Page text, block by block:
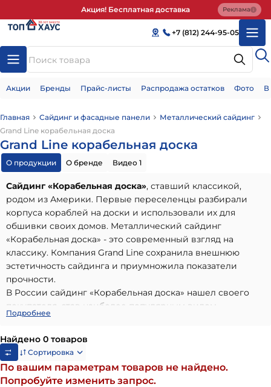
Акция! Бесплатная доставка Реклама
+7 (812) 244-95-05
Акции Бренды Прайс-листы Распродажа остатков Фото
Главная Сайдинг и фасадные панели
Металлический сайдинг
Grand Line корабельная доска
Grand Line корабельная доска
О продукции О бренде Видео 1
Сайдинг «Корабельная доска», ставший классикой,
родом из Америки. Первые переселенцы разбирали
корпуса кораблей на доски и использовали их для
обшивки своих домов. Металлический сайдинг
«Корабельная доска» - это современный взгляд на
классику. Компания Grand Line сохранила внешнюю
эстетичность сайдинга и приумножила показатели
прочности.
В России сайдинг «Корабельная доска» нашел своего
покупателя, став наиболее популярным видом
отделочного материала.
Line:
устойчивость к суровым климатическим условиям,
поскольку материал слабо подвержен
Подробнее
Найдено 0 товаров
Сортировка
По вашим параметрам товаров не найдено.
Попробуйте изменить запрос.